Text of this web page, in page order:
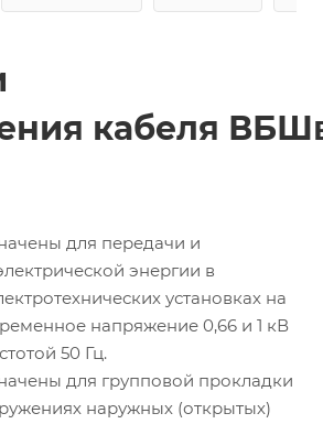
кабеля
для передачи и
энергии в
установках на
напряжение 0,66 и 1 кВ
50 Гц.
для групповой прокладки
наружных (открытых)